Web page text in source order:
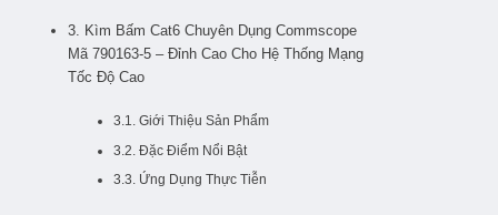
3. Kìm Bấm Cat6 Chuyên Dụng Commscope
Mã 790163-5 – Đỉnh Cao Cho Hệ Thống Mạng
Tốc Độ Cao
3.1. Giới Thiệu Sản Phẩm
3.2. Đặc Điểm Nổi Bật
3.3. Ứng Dụng Thực Tiễn